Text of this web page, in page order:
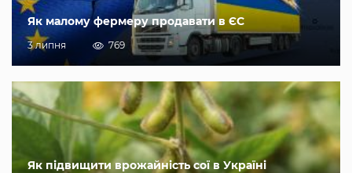
Як малому фермеру продавати в ЄС
3 липня 769
Як підвищити врожайність сої в Україні